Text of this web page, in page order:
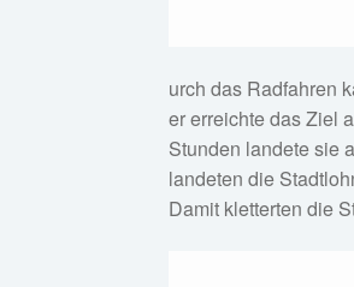
urch das Radfahren
er erreichte das Ziel
Stunden landete sie
landeten die
Damit kletterten die